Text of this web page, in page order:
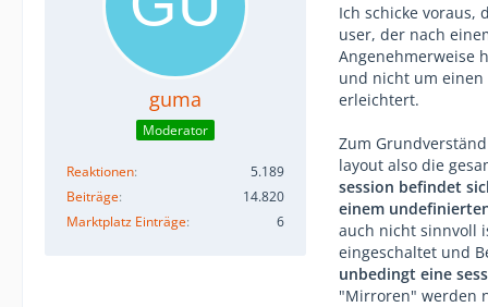
guma
Moderator
Reaktionen
5.189
Beiträge
14.820
Marktplatz Einträge
6
Ich schicke voraus,
user, der nach
Angenehmerweise
und nicht um
erleichtert.
Zum
layout also die
session befindet
einem
auch nicht sinnvoll
eingeschaltet und
unbedingt eine
"Mirroren" werden